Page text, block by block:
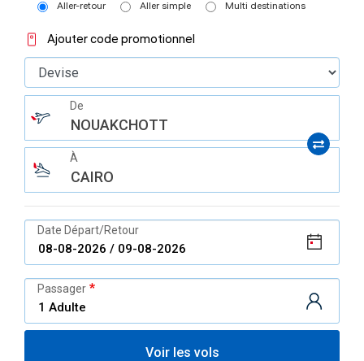
Aller-retour Aller simple Multi destinations
Ajouter code promotionnel
De
NOUAKCHOTT
À
CAIRO
Date Départ/Retour
Passager
Voir les vols